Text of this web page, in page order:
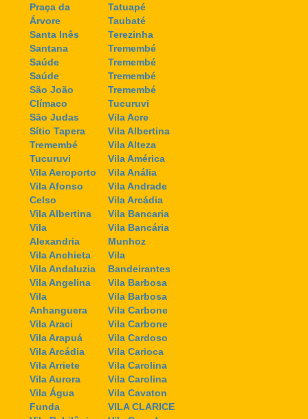
Praça da
Árvore
Santa Inês
Santana
Saúde
Saúde
São João
Clímaco
São Judas
Sítio Tapera
Tremembé
Tucuruvi
Vila Aeroporto
Vila Afonso
Celso
Vila Albertina
Vila
Alexandria
Vila Anchieta
Vila Andaluzia
Vila Angelina
Vila
Anhanguera
Vila Araci
Vila Arapuá
Vila Arcádia
Vila Arriete
Vila Aurora
Vila Água
Funda
Tatuapé
Taubaté
Terezinha
Tremembé
Tremembé
Tremembé
Tremembé
Tucuruvi
Vila Acre
Vila Albertina
Vila Alteza
Vila América
Vila Anália
Vila Andrade
Vila Arcádia
Vila Bancaria
Vila Bancária
Munhoz
Vila
Bandeirantes
Vila Barbosa
Vila Barbosa
Vila Carbone
Vila Carbone
Vila Cardoso
Vila Carioca
Vila Carolina
Vila Carolina
Vila Cavaton
VILA CLARICE